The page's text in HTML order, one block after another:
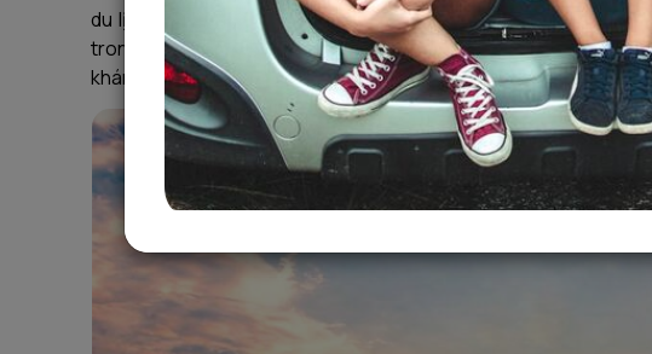
du lịch tuyệt đẹp, mang vẻ quyến rũ riêng của từng vùng
trong xanh màu ngọc bích, mỗi bãi biển đều có thể khiến bạn
khám phá 6 bãi biển du lịch nổi bật mà bất kỳ tín đồ xê dịch nào